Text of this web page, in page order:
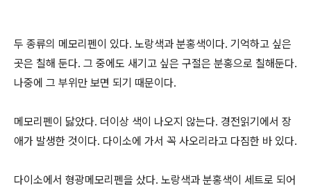
두 종류의 메모리펜이 있다. 노랑색과 분홍색이다. 기억하고 싶은
곳은 칠해 둔다. 그 중에도 새기고 싶은 구절은 분홍으로 칠해둔다.
나중에 그 부위만 보면 되기 때문이다.
메모리펜이 닳았다. 더이상 색이 나오지 않는다. 경전읽기에서 장
애가 발생한 것이다. 다이소에 가서 꼭 사오리라고 다짐한 바 있다.
다이소에서 형광메모리펜을 샀다. 노랑색과 분홍색이 세트로 되어